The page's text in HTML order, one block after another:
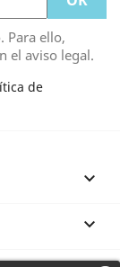
Para ello,
el aviso legal.
de

